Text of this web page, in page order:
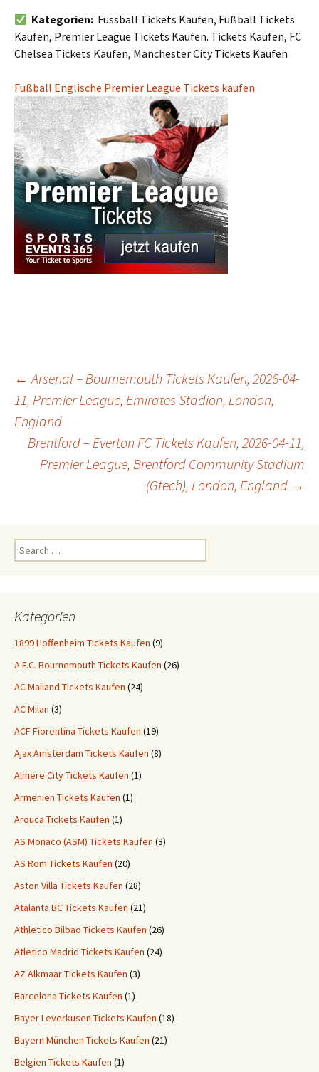
Kategorien: Fussball Tickets Kaufen, Fußball Tickets
Kaufen, Premier League Tickets Kaufen. Tickets Kaufen, FC
Chelsea Tickets Kaufen, Manchester City Tickets Kaufen
Fußball Englische Premier League Tickets kaufen
Post
navigation
← Arsenal – Bournemouth Tickets Kaufen, 2026-04-
11, Premier League, Emirates Stadion, London,
England
Brentford – Everton FC Tickets Kaufen, 2026-04-11,
Premier League, Brentford Community Stadium
(Gtech), London, England →
Search
for:
Kategorien
1899 Hoffenheim Tickets Kaufen (9)
A.F.C. Bournemouth Tickets Kaufen (26)
AC Mailand Tickets Kaufen (24)
AC Milan (3)
ACF Fiorentina Tickets Kaufen (19)
Ajax Amsterdam Tickets Kaufen (8)
Almere City Tickets Kaufen (1)
Armenien Tickets Kaufen (1)
Arouca Tickets Kaufen (1)
AS Monaco (ASM) Tickets Kaufen (3)
AS Rom Tickets Kaufen (20)
Aston Villa Tickets Kaufen (28)
Atalanta BC Tickets Kaufen (21)
Athletico Bilbao Tickets Kaufen (26)
Atletico Madrid Tickets Kaufen (24)
AZ Alkmaar Tickets Kaufen (3)
Barcelona Tickets Kaufen (1)
Bayer Leverkusen Tickets Kaufen (18)
Bayern München Tickets Kaufen (21)
Belgien Tickets Kaufen (1)